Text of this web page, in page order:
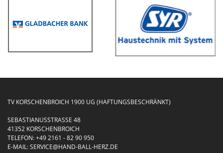
TV KORSCHENBROICH 1900 UG (HAFTUNGSBESCHRÄNKT)
SEBASTIANUSSTRASSE 48
41352 KORSCHENBROICH
TELEFON:+49 2161 - 82 90 950
E-MAIL:SERVICE@HAND-BALL-HERZ.DE